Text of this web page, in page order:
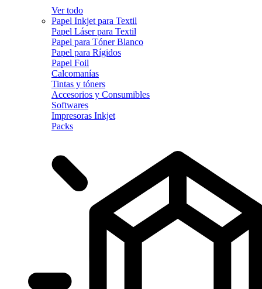
Ver todo
Papel Inkjet para Textil
Papel Láser para Textil
Papel para Tóner Blanco
Papel para Rígidos
Papel Foil
Calcomanías
Tintas y tóners
Accesorios y Consumibles
Softwares
Impresoras Inkjet
Packs